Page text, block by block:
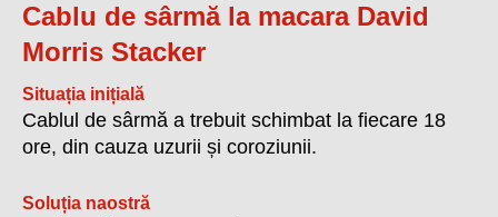
Cablu de sârmă la macara David
Morris Stacker
Situația inițială
Cablul de sârmă a trebuit schimbat la fiecare 18
ore, din cauza uzurii și coroziunii.
Soluția naostră